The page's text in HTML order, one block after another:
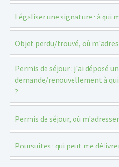
Légaliser une signature : à qui
Objet perdu/trouvé, où
Permis de séjour : j'ai déposé
demande/renouvellement à
?
Permis de séjour, où
Poursuites : qui peut me